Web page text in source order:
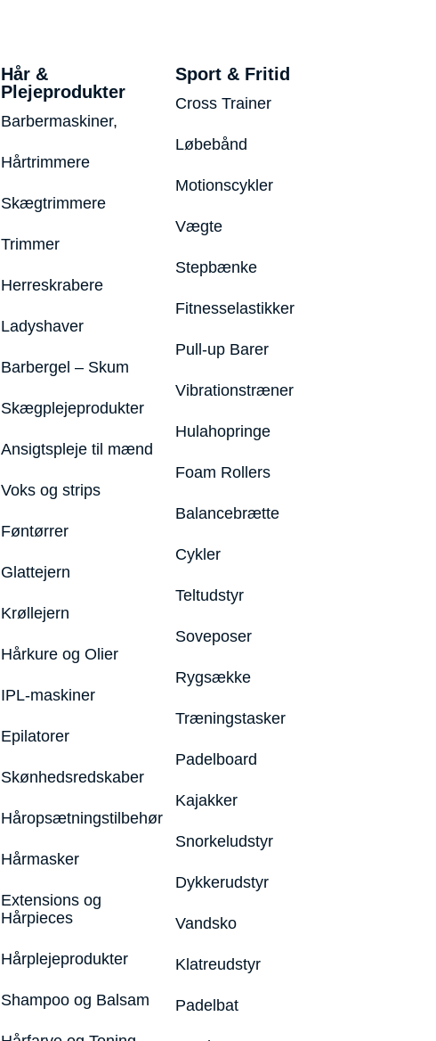
Hår &
Plejeprodukter
Barbermaskiner,
Hårtrimmere
Skægtrimmere
Trimmer
Herreskrabere
Ladyshaver
Barbergel – Skum
Skægplejeprodukter
Ansigtspleje til mænd
Voks og strips
Føntørrer
Glattejern
Krøllejern
Hårkure og Olier
IPL-maskiner
Epilatorer
Skønhedsredskaber
Håropsætningstilbehør
Hårmasker
Extensions og
Hårpieces
Hårplejeprodukter
Shampoo og Balsam
Sport & Fritid
Cross Trainer
Løbebånd
Motionscykler
Vægte
Stepbænke
Fitnesselastikker
Pull-up Barer
Vibrationstræner
Hulahopringe
Foam Rollers
Balancebrætte
Cykler
Teltudstyr
Soveposer
Rygsække
Træningstasker
Padelboard
Kajakker
Snorkeludstyr
Dykkerudstyr
Vandsko
Klatreudstyr
Padelbat